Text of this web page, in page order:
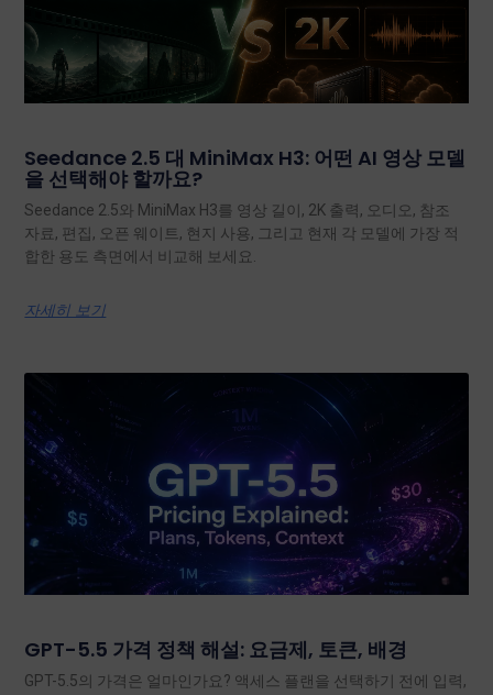
Seedance 2.5 대 MiniMax H3: 어떤 AI 영상 모델
을 선택해야 할까요?
Seedance 2.5와 MiniMax H3를 영상 길이, 2K 출력, 오디오, 참조
자료, 편집, 오픈 웨이트, 현지 사용, 그리고 현재 각 모델에 가장 적
합한 용도 측면에서 비교해 보세요.
자세히 보기
GPT-5.5 가격 정책 해설: 요금제, 토큰, 배경
GPT-5.5의 가격은 얼마인가요? 액세스 플랜을 선택하기 전에 입력,